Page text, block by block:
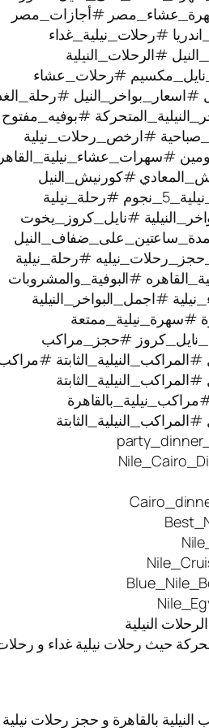
#أجازات_مصر
#رحلات_نيلية_غداء
#الرحلات_النيلية
#رحلات_عشاء
#بوفيه_مفتوح
#ارخص_رحلات_نيلية
#كورنيش_النيل
#نايل_كروز_يخوت
#البوفية_والمشروبات
#اجمل_البواخر_النيلية
#حجز_مراكب
حيث رحلات نيلية غداء و
بالقاهرة و حجز رحلات